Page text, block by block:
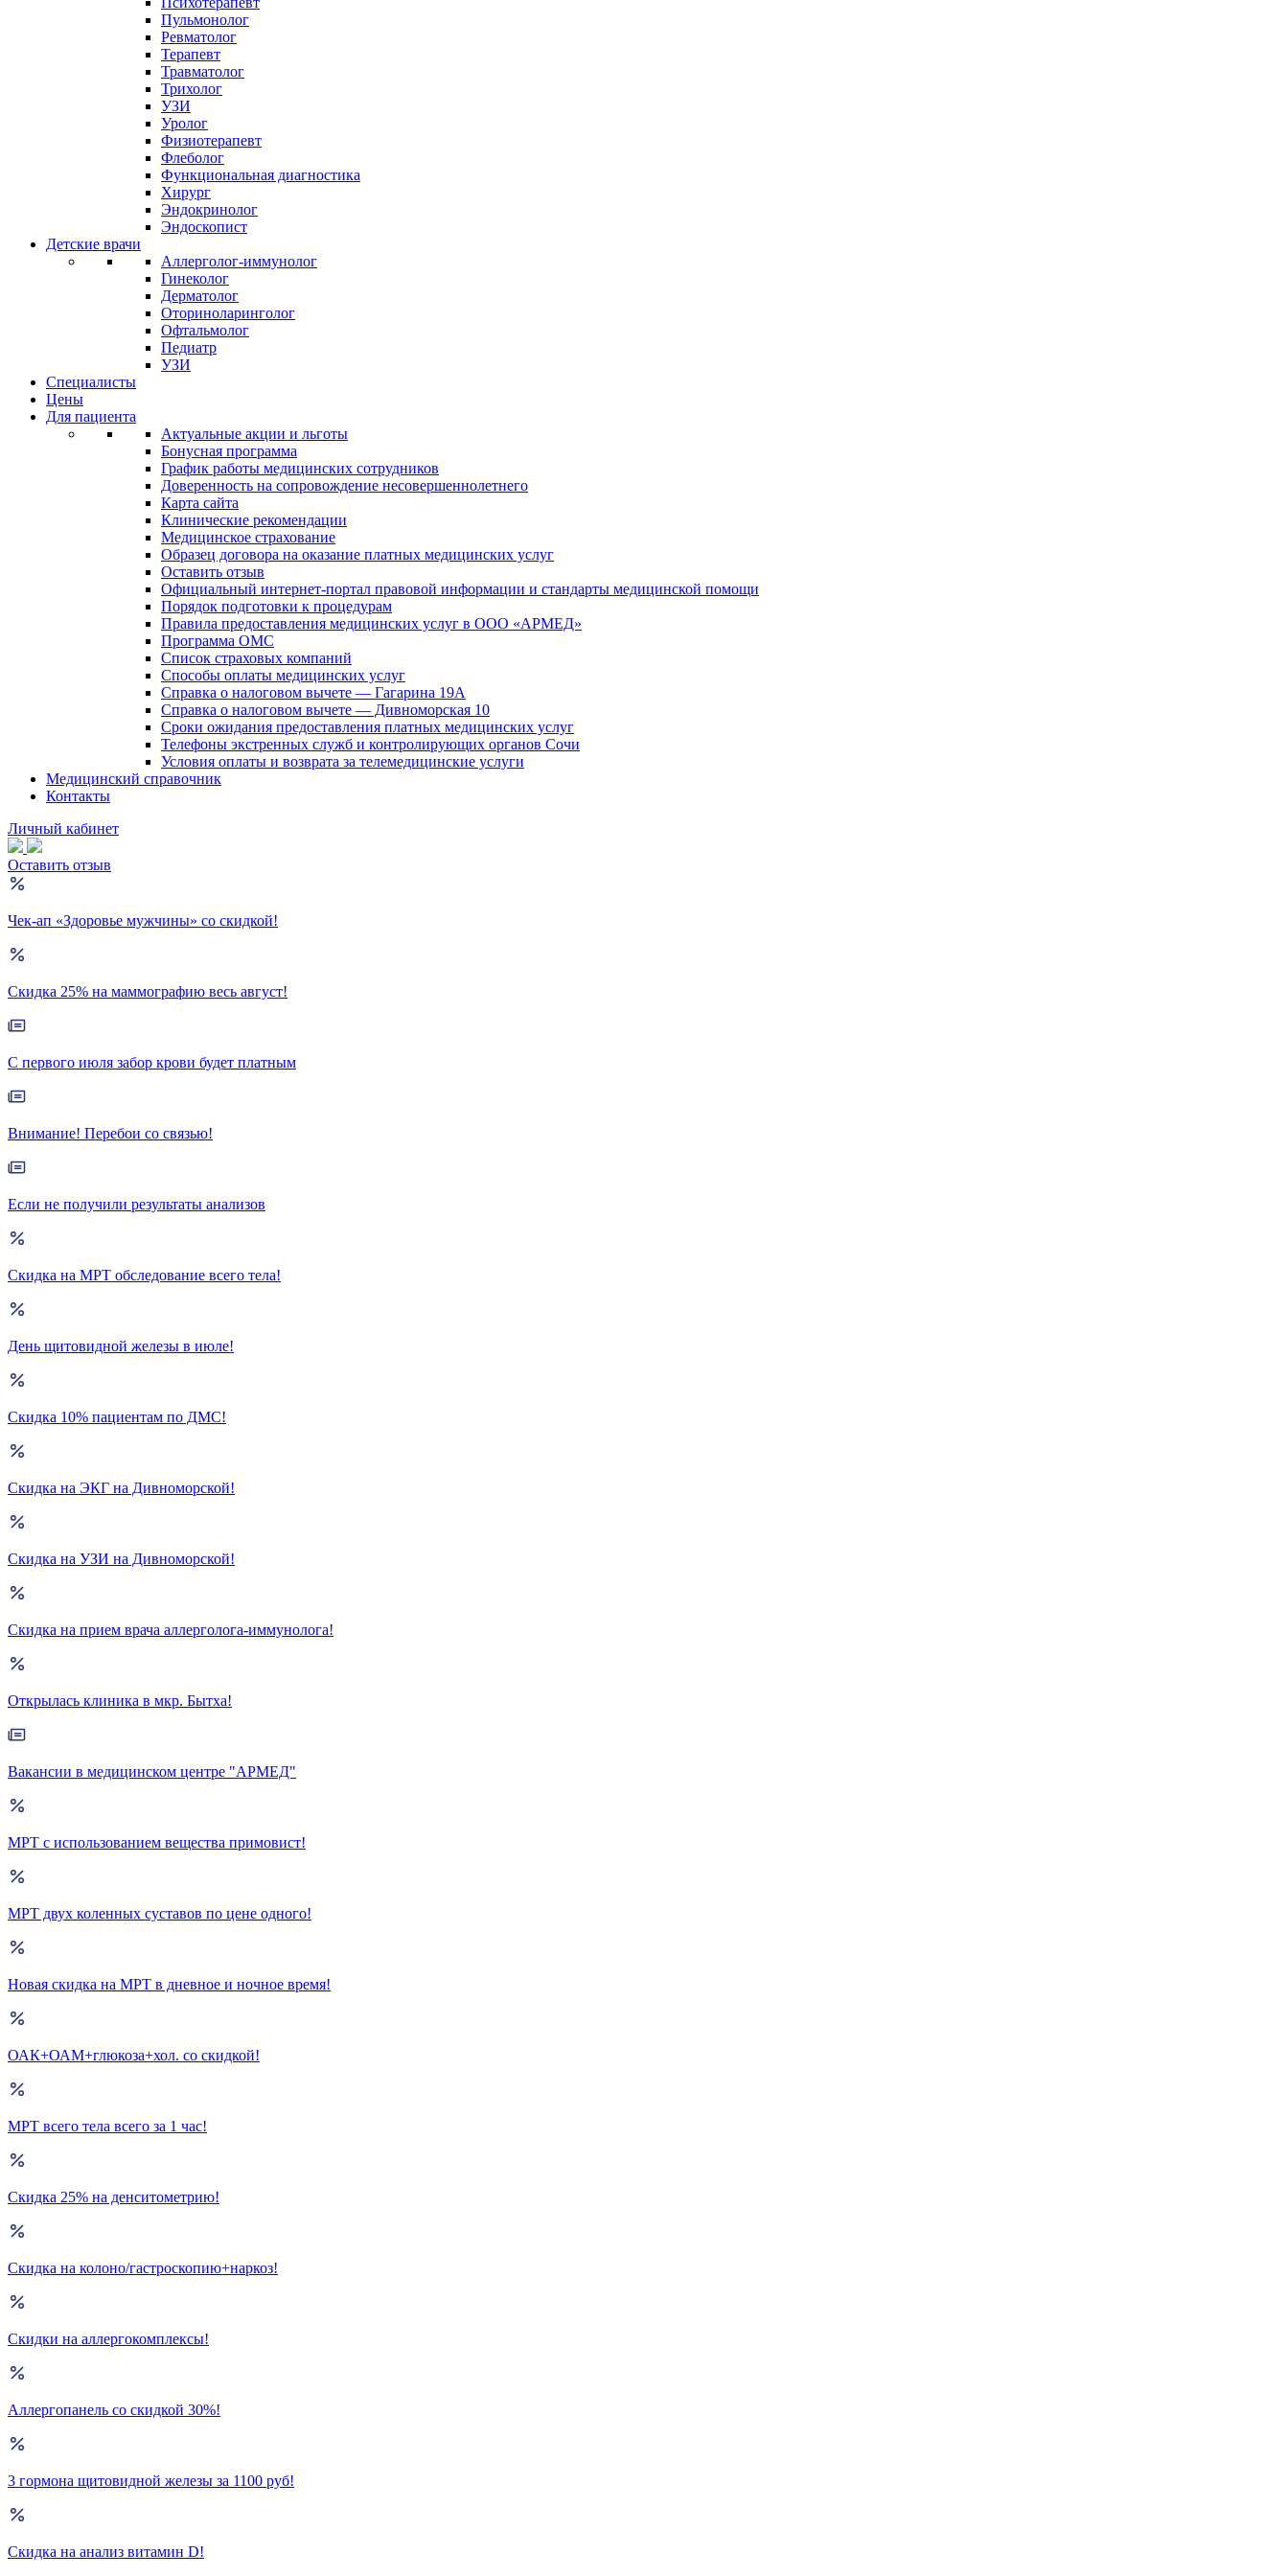
Пульмонолог
Ревматолог
Терапевт
Травматолог
Трихолог
УЗИ
Уролог
Физиотерапевт
Флеболог
Функциональная диагностика
Хирург
Эндокринолог
Эндоскопист
Детские врачи
Аллерголог-иммунолог
Гинеколог
Дерматолог
Оториноларинголог
Офтальмолог
Педиатр
УЗИ
Специалисты
Цены
Для пациента
Актуальные акции и льготы
Бонусная программа
График работы медицинских сотрудников
Доверенность на сопровождение несовершеннолетнего
Карта сайта
Клинические рекомендации
Медицинское страхование
Образец договора на оказание платных медицинских услуг
Оставить отзыв
Официальный интернет-портал правовой информации и стандарты медицинской помощи
Порядок подготовки к процедурам
Правила предоставления медицинских услуг в ООО «АРМЕД»
Программа ОМС
Список страховых компаний
Способы оплаты медицинских услуг
Справка о налоговом вычете — Гагарина 19А
Справка о налоговом вычете — Дивноморская 10
Сроки ожидания предоставления платных медицинских услуг
Телефоны экстренных служб и контролирующих органов Сочи
Условия оплаты и возврата за телемедицинские услуги
Медицинский справочник
Контакты
Личный кабинет
Оставить отзыв
Чек-ап «Здоровье мужчины» со скидкой!
Скидка 25% на маммографию весь август!
С первого июля забор крови будет платным
Внимание! Перебои со связью!
Если не получили результаты анализов
Скидка на МРТ обследование всего тела!
День щитовидной железы в июле!
Скидка 10% пациентам по ДМС!
Скидка на ЭКГ на Дивноморской!
Скидка на УЗИ на Дивноморской!
Скидка на прием врача аллерголога-иммунолога!
Открылась клиника в мкр. Бытха!
Вакансии в медицинском центре "АРМЕД"
МРТ с использованием вещества примовист!
МРТ двух коленных суставов по цене одного!
Новая скидка на МРТ в дневное и ночное время!
ОАК+ОАМ+глюкоза+хол. со скидкой!
МРТ всего тела всего за 1 час!
Скидка 25% на денситометрию!
Скидка на колоно/гастроскопию+наркоз!
Скидки на аллергокомплексы!
Аллергопанель со скидкой 30%!
3 гормона щитовидной железы за 1100 руб!
Скидка на анализ витамин D!